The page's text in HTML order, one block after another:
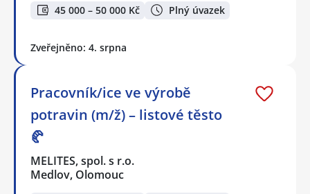
45 000 – 50 000 Kč Plný úvazek
Zveřejněno: 4. srpna
Pracovník/ice ve výrobě
potravin (m/ž) – listové těsto
🥐
MELITES, spol. s r.o.
Medlov, Olomouc